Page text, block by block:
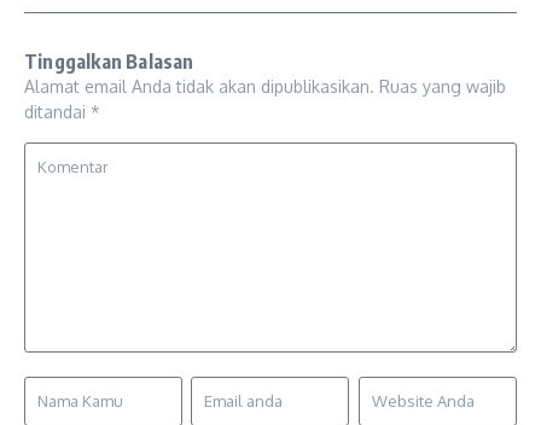
Tinggalkan Balasan
Alamat email Anda tidak akan dipublikasikan. Ruas yang wajib
ditandai *